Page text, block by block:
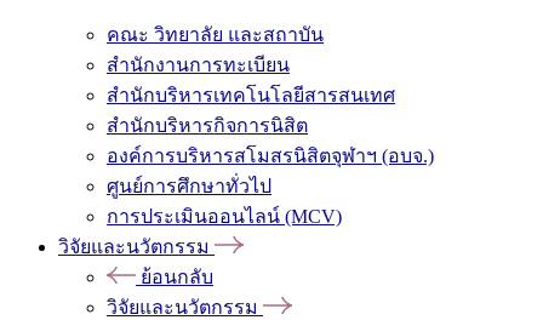
คณะ วิทยาลัย และสถาบัน
สำนักงานการทะเบียน
สำนักบริหารเทคโนโลยีสารสนเทศ
สำนักบริหารกิจการนิสิต
องค์การบริหารสโมสรนิสิตจุฬาฯ (อบจ.)
ศูนย์การศึกษาทั่วไป
การประเมินออนไลน์ (MCV)
วิจัยและนวัตกรรม
ย้อนกลับ
วิจัยและนวัตกรรม